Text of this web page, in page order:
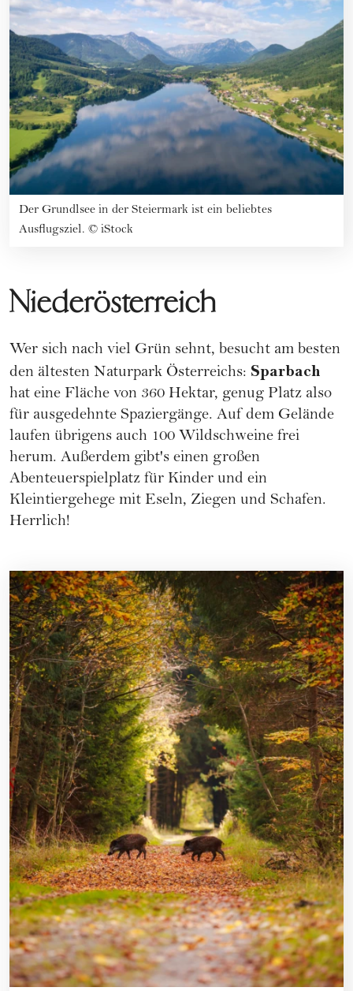
Der Grundlsee in der Steiermark ist ein beliebtes
Ausflugsziel. © iStock
Niederösterreich
Wer sich nach viel Grün sehnt, besucht am besten
den ältesten Naturpark Österreichs: Sparbach
hat eine Fläche von 360 Hektar, genug Platz also
für ausgedehnte Spaziergänge. Auf dem Gelände
laufen übrigens auch 100 Wildschweine frei
herum. Außerdem gibt's einen großen
Abenteuerspielplatz für Kinder und ein
Kleintiergehege mit Eseln, Ziegen und Schafen.
Herrlich!